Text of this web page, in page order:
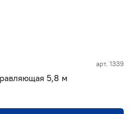
арт. 1339
5,8 м